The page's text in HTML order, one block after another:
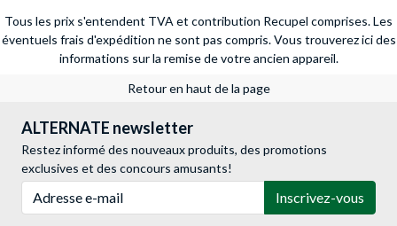
Tous les prix s'entendent TVA et contribution Recupel comprises. Les
éventuels frais d'expédition ne sont pas compris. Vous trouverez ici des
informations sur la remise de votre ancien appareil.
Retour en haut de la page
ALTERNATE newsletter
Restez informé des nouveaux produits, des promotions
exclusives et des concours amusants!
Inscrivez-vous